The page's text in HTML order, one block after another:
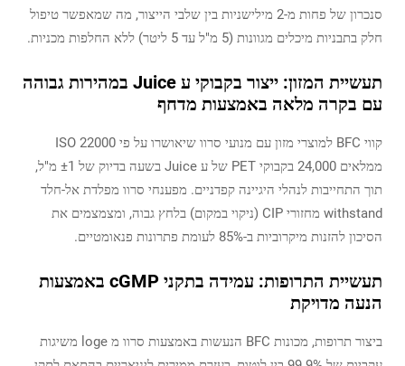
סנכרון של פחות מ-2 מילישניות בין שלבי הייצור, מה שמאפשר טיפול
חלק בתבניות מיכלים מגוונות (5 מ"ל עד 5 ליטר) ללא החלפות מכניות.
תעשיית המזון: ייצור בקבוקי ע Juice במהירות גבוהה
עם בקרה מלאה באמצעות מדחף
קווי BFC למוצרי מזון עם מנועי סרוו שיאושרו על פי ISO 22000
ממלאים 24,000 בקבוקי PET של ע Juice בשעה בדיוק של ±1 מ"ל,
תוך התחייבות לנהלי היגיינה קפדניים. מפענחי סרוו מפלדת אל-חלד
withstand מחזורי CIP (ניקוי במקום) בלחץ גבוה, ומצמצמים את
הסיכון להזנות מיקרוביות ב-85% לעומת פתרונות פנאומטיים.
תעשיית התרופות: עמידה בתקני cGMP באמצעות
הנעה מדויקת
ביצור תרופות, מכונות BFC הנעשות באמצעות סרוו מ loge משיגות